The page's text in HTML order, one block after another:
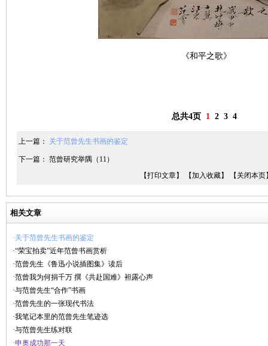
《和平之歌》
总共4页 1 2 3 4
上一篇： 关于范曾先生书画的鉴定
下一篇： 范曾研究举隅（11）
【打印文章】
【加入收藏】 【关闭本页
相关文章
·关于范曾先生书画的鉴定
·“荣宝拍卖”近年范曾书画赏析
·范曾先生《鲁迅小说插图集》读后
·范曾我为何捐千万 撰《共赴国难》袒露心声
·与范曾先生“合作”书画
·范曾先生的一张现代书法
·我笔记本里的范曾先生笔迹选
·与范曾先生练对联
·申奥成功那一天